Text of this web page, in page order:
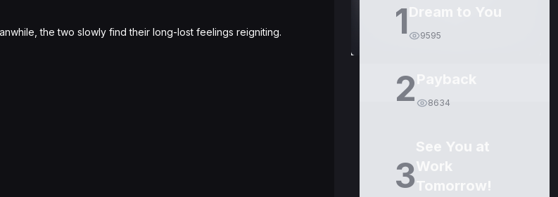
the two slowly find their long-lost feelings reigniting. 1 9595
2 8634
3
See You at
Work
Tomorrow!